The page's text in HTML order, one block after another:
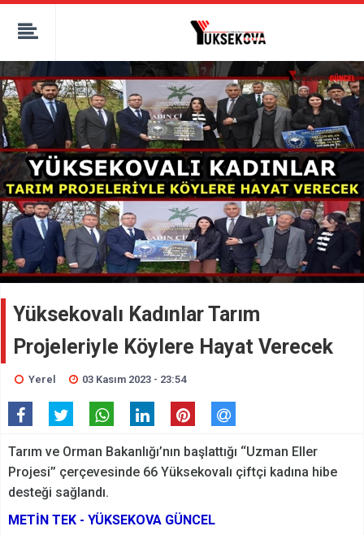
kaçak bahis
deneme bonusu
canlı bahis siteleri
deneme bonusu veren siteler
bahis siteleri
porno izle
Yüksekovalı Kadınlar Tarım
Projeleriyle Köylere Hayat Verecek
Yerel 03 Kasım 2023 - 23:54
Tarım ve Orman Bakanlığı’nın başlattığı ‘‘Uzman Eller
Projesi’’ çerçevesinde 66 Yüksekovalı çiftçi kadına hibe
desteği sağlandı.
METİN TEK - YÜKSEKOVA GÜNCEL